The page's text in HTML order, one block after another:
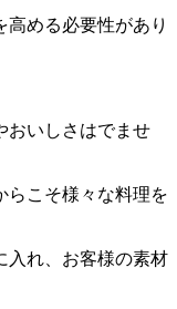
高める必要性があり
おいしさはでませ
らこそ様々な料理を
入れ、お客様の素材